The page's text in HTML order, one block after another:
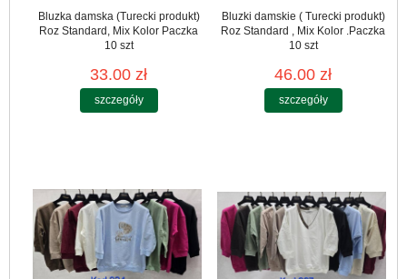
Bluzka damska (Turecki produkt)
Roz Standard, Mix Kolor Paczka
10 szt
33.00 zł
szczegóły
Bluzki damskie ( Turecki produkt)
Roz Standard , Mix Kolor .Paczka
10 szt
46.00 zł
szczegóły